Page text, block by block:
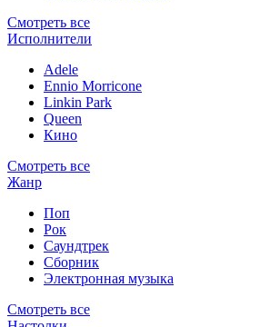
Смотреть все
Исполнители
Adele
Ennio Morricone
Linkin Park
Queen
Кино
Смотреть все
Жанр
Поп
Рок
Саундтрек
Сборник
Электронная музыка
Смотреть все